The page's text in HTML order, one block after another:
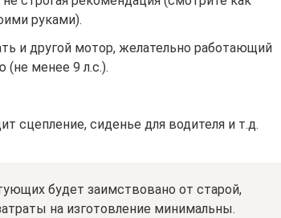
руками).
и другой мотор, желательно работающий
(не менее 9 л.с.).
сцепление, сиденье для водителя и т.д.
будет заимствовано от старой,
на изготовление минимальны.